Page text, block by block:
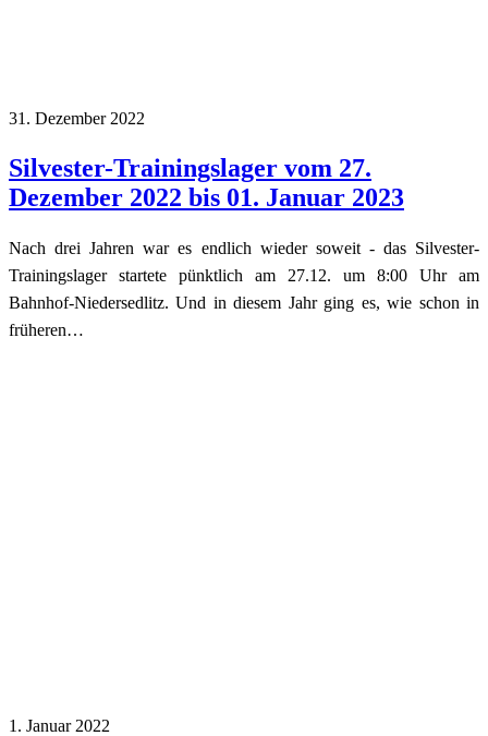
31. Dezember 2022
Silvester-Trainingslager vom 27.
Dezember 2022 bis 01. Januar 2023
Nach drei Jahren war es endlich wieder soweit - das Silvester-
Trainingslager startete pünktlich am 27.12. um 8:00 Uhr am
Bahnhof-Niedersedlitz. Und in diesem Jahr ging es, wie schon in
früheren…
1. Januar 2022